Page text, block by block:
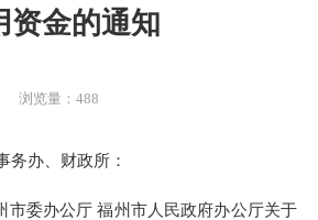
资金的通知
浏览量：488
务办、财政所：
市委办公厅 福州市人民政府办公厅关于